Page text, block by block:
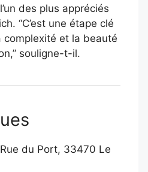
des plus appréciés
“C’est une étape clé
complexité et la beauté
souligne-t-il.
du Port, 33470 Le